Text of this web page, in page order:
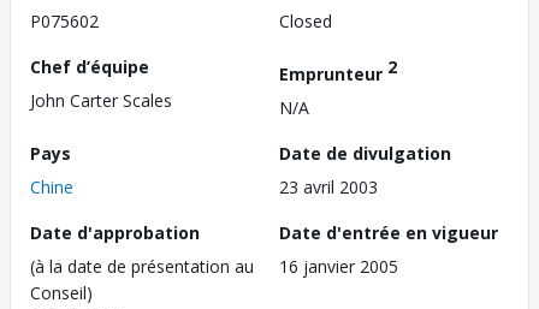
P075602
Closed
Chef d’équipe
John Carter Scales
Emprunteur 2
N/A
Pays
Chine
Date de divulgation
23 avril 2003
Date d'approbation
(à la date de présentation au
Conseil)
Date d'entrée en vigueur
16 janvier 2005